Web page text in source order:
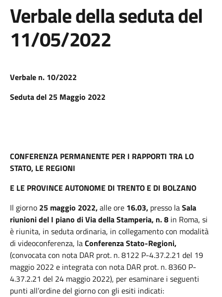
Verbale della seduta del
11/05/2022
Verbale n. 10/2022
Seduta del 25 Maggio 2022
CONFERENZA PERMANENTE PER I RAPPORTI TRA LO
STATO, LE REGIONI
E LE PROVINCE AUTONOME DI TRENTO E DI BOLZANO
Il giorno 25 maggio 2022,alle ore 16.03, presso laSala
riunioni del I piano di Via della Stamperia, n. 8 in Roma, si
è riunita, in seduta ordinaria, in collegamento con modalità
di videoconferenza, laConferenza Stato-Regioni,
(convocata con nota DAR prot. n. 8122 P-4.37.2.21 del 19
maggio 2022 e integrata con nota DAR prot. n. 8360 P-
4.37.2.21 del 24 maggio 2022), per esaminare i seguenti
punti all’ordine del giorno con gli esiti indicati: